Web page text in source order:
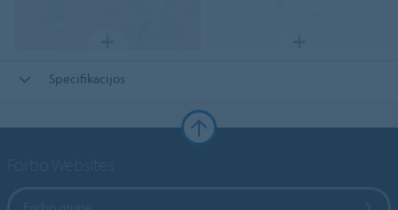
Specifikacijos